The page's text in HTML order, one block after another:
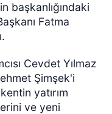
başkanlığındaki
Fatma
Cevdet Yılmaz
Şimşek'i
yatırım
ve yeni